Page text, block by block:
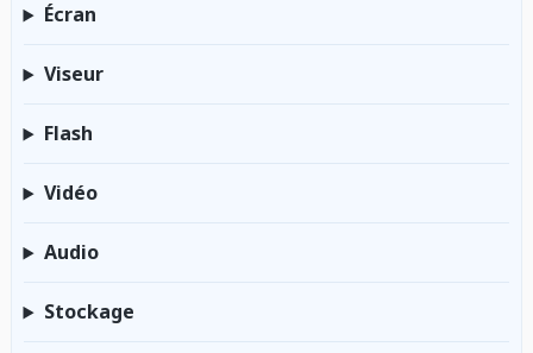
Écran
Viseur
Flash
Vidéo
Audio
Stockage